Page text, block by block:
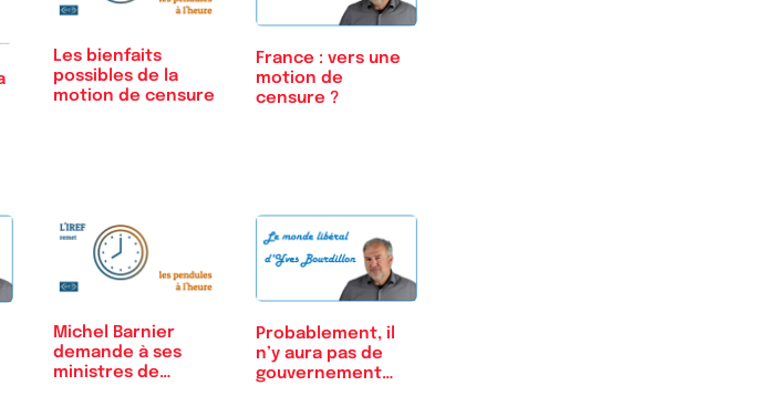
Les bienfaits
possibles de la
motion de censure
France : vers une
motion de
censure ?
Michel Barnier
demande à ses
ministres de
Probablement, il
n’y aura pas de
gouvernement…